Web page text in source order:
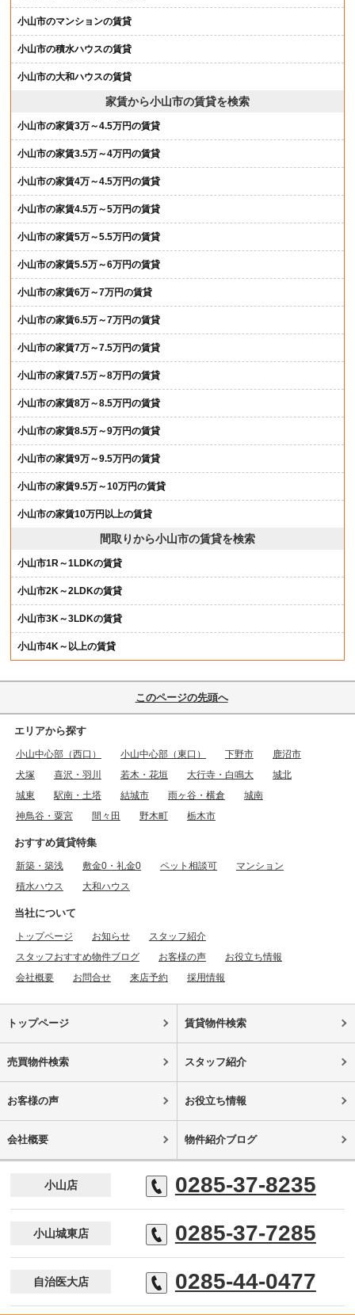
小山市のマンションの賃貸
小山市の積水ハウスの賃貸
小山市の大和ハウスの賃貸
家賃から小山市の賃貸を検索
小山市の家賃3万～4.5万円の賃貸
小山市の家賃3.5万～4万円の賃貸
小山市の家賃4万～4.5万円の賃貸
小山市の家賃4.5万～5万円の賃貸
小山市の家賃5万～5.5万円の賃貸
小山市の家賃5.5万～6万円の賃貸
小山市の家賃6万～7万円の賃貸
小山市の家賃6.5万～7万円の賃貸
小山市の家賃7万～7.5万円の賃貸
小山市の家賃7.5万～8万円の賃貸
小山市の家賃8万～8.5万円の賃貸
小山市の家賃8.5万～9万円の賃貸
小山市の家賃9万～9.5万円の賃貸
小山市の家賃9.5万～10万円の賃貸
小山市の家賃10万円以上の賃貸
間取りから小山市の賃貸を検索
小山市1R～1LDKの賃貸
小山市2K～2LDKの賃貸
小山市3K～3LDKの賃貸
小山市4K～以上の賃貸
このページの先頭へ
エリアから探す
小山中心部（西口） 小山中心部（東口） 下野市
鹿沼市
犬塚
喜沢・羽川 若木・花垣 大行寺・白鳴大
城北
城東
駅南・土塔 結城市 雨ヶ谷・横倉
城南
神鳥谷・粟宮
間々田 野木町 栃木市
おすすめ賃貸特集
新築・築浅 敷金0・礼金0 ペット相談可
マンション
積水ハウス
大和ハウス
当社について
トップページ お知らせ
スタッフ紹介
スタッフおすすめ物件ブログ
お客様の声
お役立ち情報
会社概要
お問合せ 来店予約 採用情報
トップページ 賃貸物件検索
売買物件検索 スタッフ紹介
お客様の声 お役立ち情報
会社概要 物件紹介ブログ
小山店 0285-37-8235
小山城東店 0285-37-7285
自治医大店 0285-44-0477